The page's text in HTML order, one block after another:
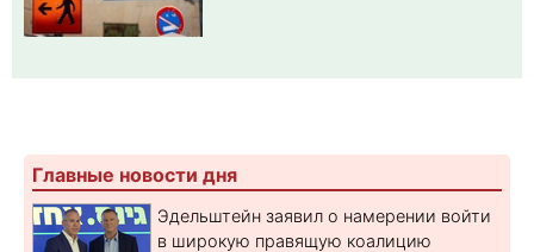
Главные новости дня
Эдельштейн заявил о намерении войти
в широкую правящую коалицию